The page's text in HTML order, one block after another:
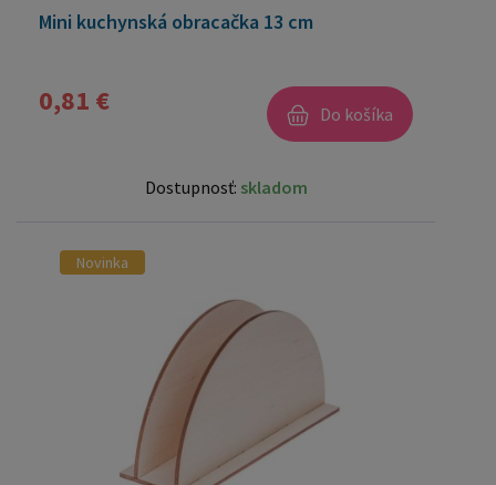
Mini kuchynská obracačka 13 cm
0,81 € Do košíka
Dostupnosť: skladom
Novinka